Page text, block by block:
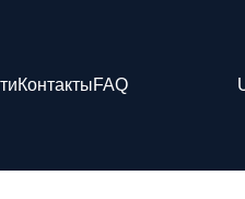
КонтактыFAQ